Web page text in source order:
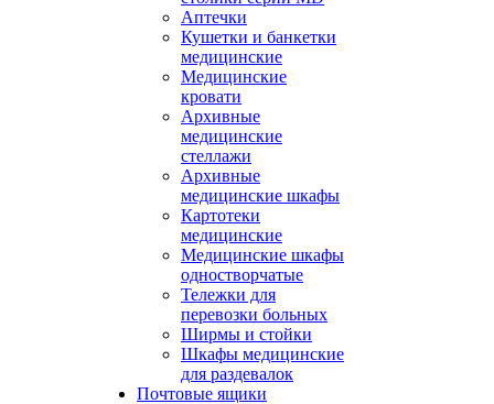
Аптечки
Кушетки и банкетки
медицинские
Медицинские
кровати
Архивные
медицинские
стеллажи
Архивные
медицинские шкафы
Картотеки
медицинские
Медицинские шкафы
одностворчатые
Тележки для
перевозки больных
Ширмы и стойки
Шкафы медицинские
для раздевалок
Почтовые ящики